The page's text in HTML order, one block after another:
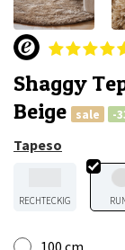
Shaggy
Beige
sale -
Tapeso
RECHTECKIG
100 cm